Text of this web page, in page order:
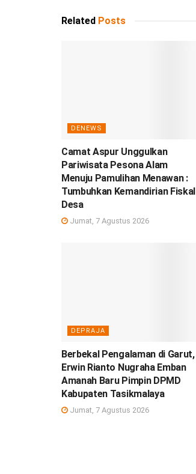
Related Posts
DENEWS
Camat Aspur Unggulkan
Pariwisata Pesona Alam
Menuju Pamulihan Menawan :
Tumbuhkan Kemandirian Fiskal
Desa
Jumat, 7 Agustus 2026
DEPRAJA
Berbekal Pengalaman di Garut,
Erwin Rianto Nugraha Emban
Amanah Baru Pimpin DPMD
Kabupaten Tasikmalaya
Jumat, 7 Agustus 2026